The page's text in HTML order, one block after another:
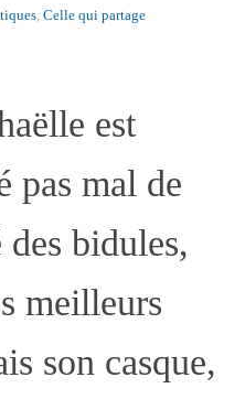
, Celle qui partage
est
pas mal de
bidules,
meilleurs
son casque,